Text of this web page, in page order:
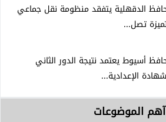
الدقهلية يتفقد منظومة نقل جماعي
تصل...
أسيوط يعتمد نتيجة الدور الثاني
الإعدادية...
آهم الموضوعات